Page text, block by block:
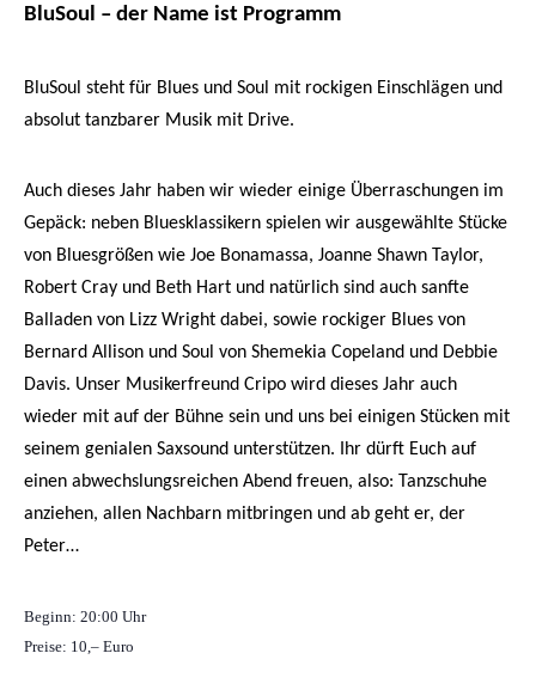
BluSoul – der Name ist Programm
BluSoul steht für Blues und Soul mit rockigen Einschlägen und
absolut tanzbarer Musik mit Drive.
Auch dieses Jahr haben wir wieder einige Überraschungen im
Gepäck: neben Bluesklassikern spielen wir ausgewählte Stücke
von Bluesgrößen wie Joe Bonamassa, Joanne Shawn Taylor,
Robert Cray und Beth Hart und natürlich sind auch sanfte
Balladen von Lizz Wright dabei, sowie rockiger Blues von
Bernard Allison und Soul von Shemekia Copeland und Debbie
Davis. Unser Musikerfreund Cripo wird dieses Jahr auch
wieder mit auf der Bühne sein und uns bei einigen Stücken mit
seinem genialen Saxsound unterstützen. Ihr dürft Euch auf
einen abwechslungsreichen Abend freuen, also: Tanzschuhe
anziehen, allen Nachbarn mitbringen und ab geht er, der
Peter…
Beginn: 20:00 Uhr
Preise: 10,– Euro